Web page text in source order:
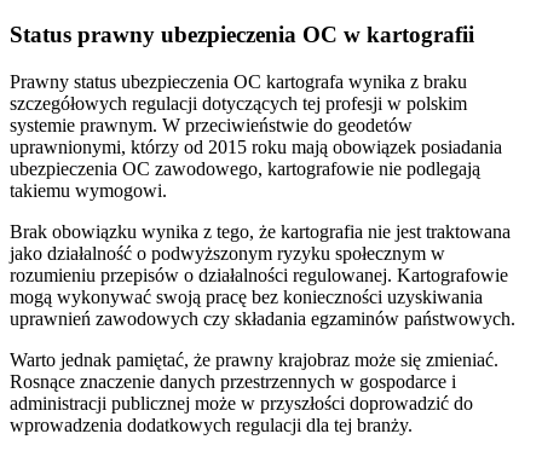
Status prawny ubezpieczenia OC w kartografii
Prawny status ubezpieczenia OC kartografa wynika z braku
szczegółowych regulacji dotyczących tej profesji w polskim
systemie prawnym. W przeciwieństwie do geodetów
uprawnionymi, którzy od 2015 roku mają obowiązek posiadania
ubezpieczenia OC zawodowego, kartografowie nie podlegają
takiemu wymogowi.
Brak obowiązku wynika z tego, że kartografia nie jest traktowana
jako działalność o podwyższonym ryzyku społecznym w
rozumieniu przepisów o działalności regulowanej. Kartografowie
mogą wykonywać swoją pracę bez konieczności uzyskiwania
uprawnień zawodowych czy składania egzaminów państwowych.
Warto jednak pamiętać, że prawny krajobraz może się zmieniać.
Rosnące znaczenie danych przestrzennych w gospodarce i
administracji publicznej może w przyszłości doprowadzić do
wprowadzenia dodatkowych regulacji dla tej branży.